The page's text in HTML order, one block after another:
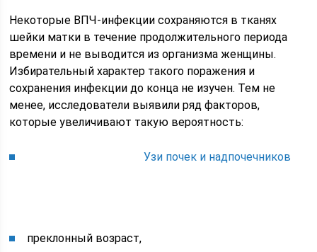
Некоторые ВПЧ-инфекции сохраняются в тканях
шейки матки в течение продолжительного периода
времени и не выводится из организма женщины.
Избирательный характер такого поражения и
сохранения инфекции до конца не изучен. Тем не
менее, исследователи выявили ряд факторов,
которые увеличивают такую вероятность:
Узи почек и надпочечников
преклонный возраст,